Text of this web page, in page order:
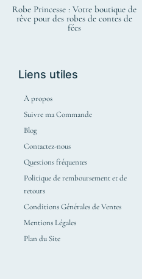
Robe Princesse : Votre boutique de
rêve pour des robes de contes de
fées
Liens utiles
À propos
Suivre ma Commande
Blog
Contactez-nous
Questions fréquentes
Politique de remboursement et de
retours
Conditions Générales de Ventes
Mentions Légales
Plan du Site